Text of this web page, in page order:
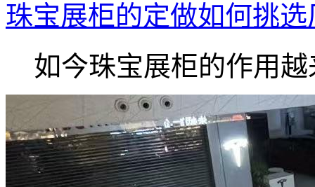
珠宝展柜的定做如何挑选
如今珠宝展柜的作用越